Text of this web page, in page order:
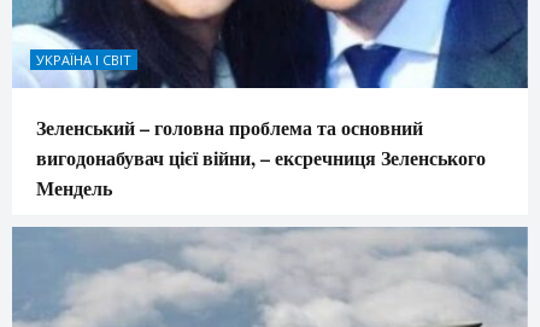
УКРАЇНА І СВІТ
Зеленський – головна проблема та основний
вигодонабувач цієї війни, – ексречниця Зеленського
Мендель